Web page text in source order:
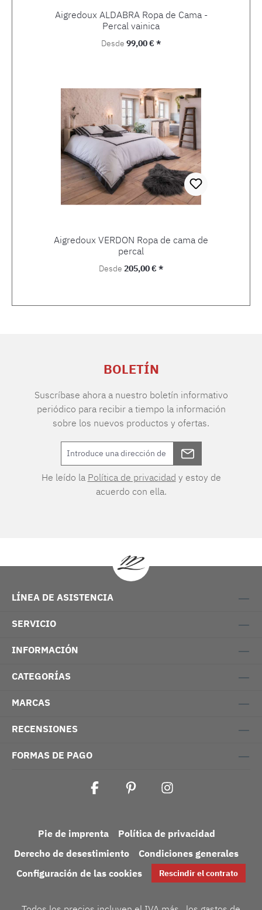
Aigredoux ALDABRA Ropa de Cama -
Percal vainica
Precio normal:
Desde 99,00 € *
Aigredoux VERDON Ropa de cama de
percal
Precio normal:
Desde 205,00 € *
BOLETÍN
Suscríbase ahora a nuestro boletín informativo
periódico para recibir a tiempo la información
sobre los nuevos productos y ofertas.
He leído la Política de privacidad y estoy de
acuerdo con ella.
LÍNEA DE ASISTENCIA
SERVICIO
INFORMACIÓN
CATEGORÍAS
MARCAS
RECENSIONES
FORMAS DE PAGO
Pie de imprenta
Política de privacidad
Derecho de desestimiento
Condiciones generales
Configuración de las cookies
Rescindir el contrato